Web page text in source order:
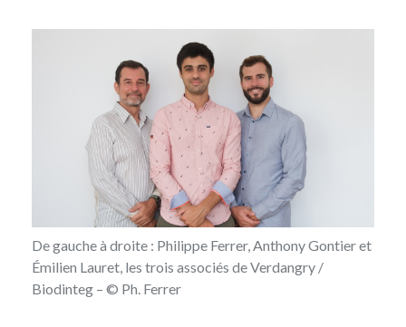
De gauche à droite : Philippe Ferrer, Anthony Gontier et
Émilien Lauret, les trois associés de Verdangry /
Biodinteg – © Ph. Ferrer